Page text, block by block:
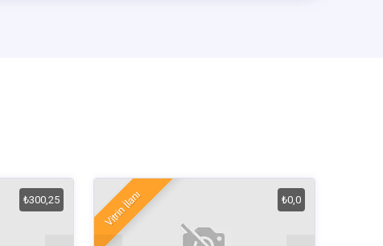
₺300,25 Vitrin İlanı ₺0,0